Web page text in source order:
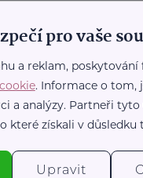
pro
pro vaše
a reklam,
. Informace o tom,
a analýzy. Partneři
které získali v důsledku
Upravit